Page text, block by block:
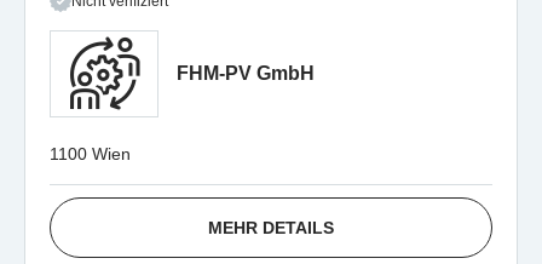
FHM-PV GmbH
1100 Wien
MEHR DETAILS